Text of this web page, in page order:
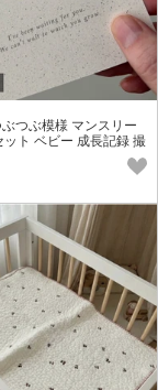
つぶ模様 マンスリー
ット ベビー 成長記録 撮